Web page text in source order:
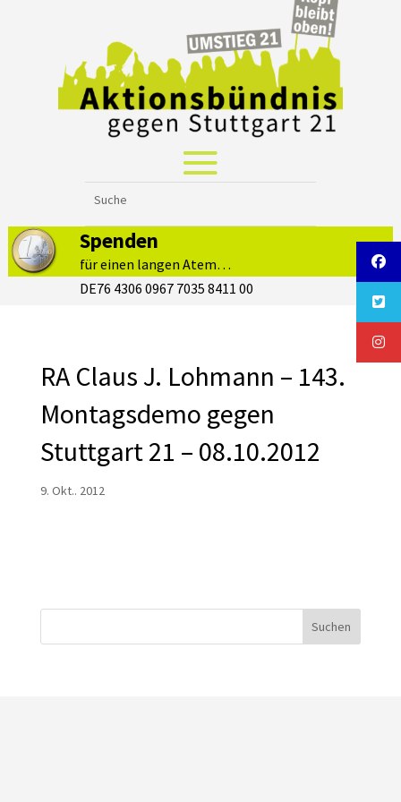
Spenden
für einen langen Atem…
DE76 4306 0967 7035 8411 00
RA Claus J. Lohmann – 143.
Montagsdemo gegen
Stuttgart 21 – 08.10.2012
9. Okt.. 2012
Suchen